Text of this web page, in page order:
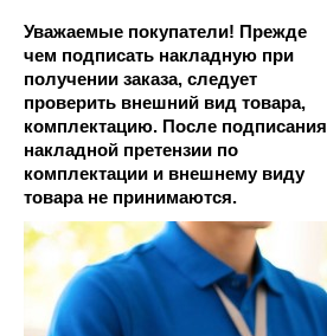
Уважаемые покупатели! Прежде
чем подписать накладную при
получении заказа, следует
проверить внешний вид товара,
комплектацию. После подписания
накладной претензии по
комплектации и внешнему виду
товара не принимаются.